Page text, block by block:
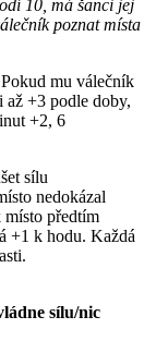
10, má šanci jej
poznat místa
mu válečník
až +3 podle doby,
+2, 6
sílu
nedokázal
místo předtím
+1 k hodu. Každá
sílu/nic